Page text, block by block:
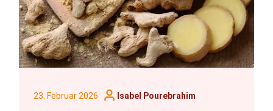
23. Februar 2026 Isabel Pourebrahim